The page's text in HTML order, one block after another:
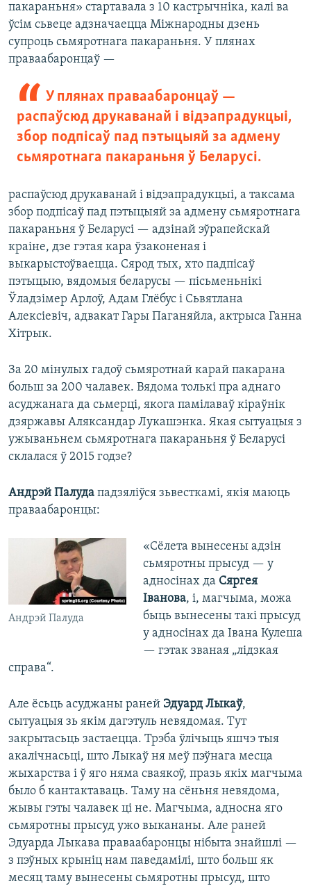
пакараньня» стартавала з 10 кастрычніка, калі ва
ўсім сьвеце адзначаецца Міжнародны дзень
супроць сьмяротнага пакараньня. У плянах
праваабаронцаў —
У плянах праваабаронцаў —
распаўсюд друкаванай і відэапрадукцыі,
збор подпісаў пад пэтыцыяй за адмену
сьмяротнага пакараньня ў Беларусі.
распаўсюд друкаванай і відэапрадукцыі, а таксама
збор подпісаў пад пэтыцыяй за адмену сьмяротнага
пакараньня ў Беларусі — адзінай эўрапейскай
краіне, дзе гэтая кара ўзаконеная і
выкарыстоўваецца. Сярод тых, хто падпісаў
пэтыцыю, вядомыя беларусы — пісьменьнікі
Ўладзімер Арлоў, Адам Глёбус і Сьвятлана
Алексіевіч, адвакат Гары Паганяйла, актрыса Ганна
Хітрык.
За 20 мінулых гадоў сьмяротнай карай пакарана
больш за 200 чалавек. Вядома толькі пра аднаго
асуджанага да сьмерці, якога памілаваў кіраўнік
дзяржавы Аляксандар Лукашэнка. Якая сытуацыя з
ужываньнем сьмяротнага пакараньня ў Беларусі
склалася ў 2015 годзе?
Андрэй Палуда падзяліўся зьвесткамі, якія маюць
праваабаронцы:
Андрэй Палуда
«Сёлета вынесены адзін
сьмяротны прысуд — у
адносінах да Сяргея
Іванова, і, магчыма, можа
быць вынесены такі прысуд
у адносінах да Івана Кулеша
— гэтак званая „лідзкая
справа“.
Але ёсьць асуджаны раней Эдуард Лыкаў,
сытуацыя зь якім дагэтуль невядомая. Тут
закрытасьць застаецца. Трэба ўлічыць яшчэ тыя
акалічнасьці, што Лыкаў ня меў пэўнага месца
жыхарства і ў яго няма сваякоў, празь якіх магчыма
было б кантактаваць. Таму на сёньня невядома,
жывы гэты чалавек ці не. Магчыма, адносна яго
сьмяротны прысуд ужо выкананы. Але раней
Эдуарда Лыкава праваабаронцы нібыта знайшлі —
з пэўных крыніц нам паведамілі, што больш як
месяц таму вынесены сьмяротны прысуд, што